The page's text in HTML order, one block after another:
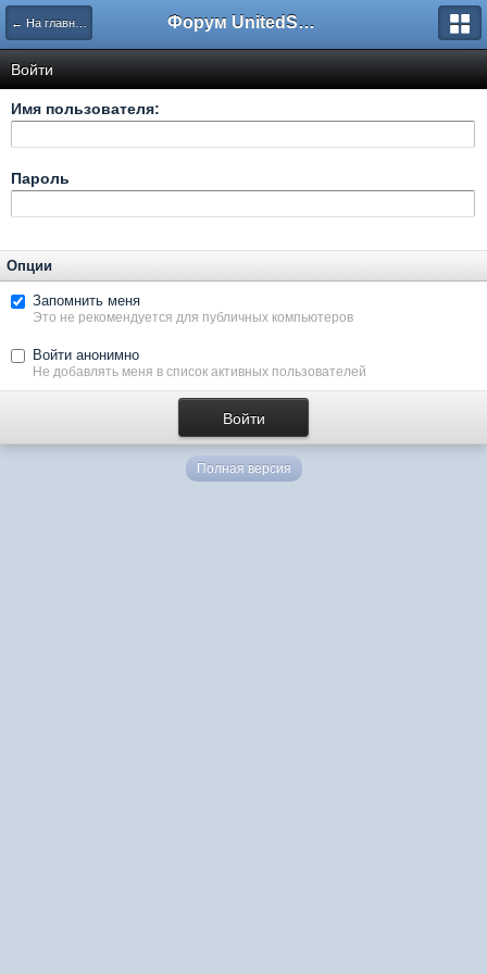
← На главную Форум UnitedSouth
Войти
Имя пользователя:
Пароль
Опции
Запомнить меня
Это не рекомендуется для публичных компьютеров
Войти анонимно
Не добавлять меня в список активных пользователей
Полная версия